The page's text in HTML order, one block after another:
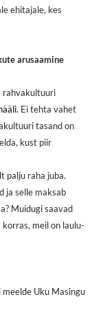
ehitajale, kes
arusaamine
rahvakultuuri
Ei tehta vahet
tasand on
kust piir
palju raha juba.
ja selle maksab
Muidugi saavad
meil on laulu-
Uku Masingu